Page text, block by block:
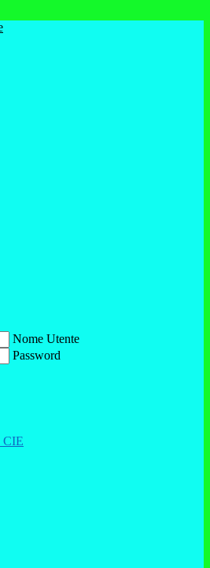
Nome Utente
Password
CIE